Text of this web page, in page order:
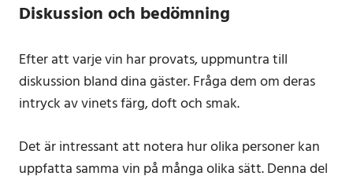
Diskussion och bedömning
Efter att varje vin har provats, uppmuntra till
diskussion bland dina gäster. Fråga dem om deras
intryck av vinets färg, doft och smak.
Det är intressant att notera hur olika personer kan
uppfatta samma vin på många olika sätt. Denna del